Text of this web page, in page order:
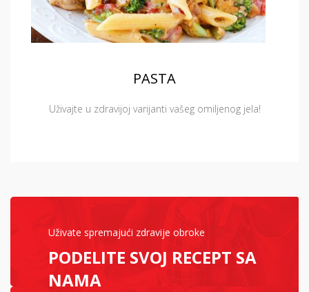
PASTA
Uživajte u zdravijoj varijanti vašeg omiljenog jela!
Uživate spremajući zdravije obroke
PODELITE SVOJ RECEPT SA
NAMA